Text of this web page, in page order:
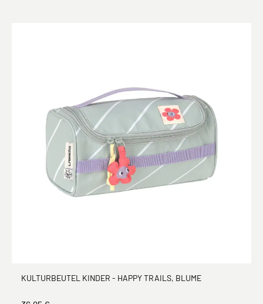
KULTURBEUTEL KINDER - HAPPY TRAILS, BLUME